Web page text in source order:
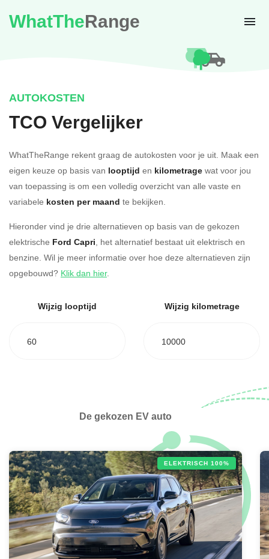
WhatTheRange
AUTOKOSTEN
TCO Vergelijker
WhatTheRange rekent graag de autokosten voor je uit. Maak een
eigen keuze op basis van looptijd en kilometrage wat voor jou
van toepassing is om een volledig overzicht van alle vaste en
variabele kosten per maand te bekijken.
Hieronder vind je drie alternatieven op basis van de gekozen
elektrische Ford Capri, het alternatief bestaat uit elektrisch en
benzine. Wil je meer informatie over hoe deze alternatieven zijn
opgebouwd? Klik dan hier.
Wijzig looptijd
60
Wijzig kilometrage
10000
De gekozen EV auto
ELEKTRISCH 100%